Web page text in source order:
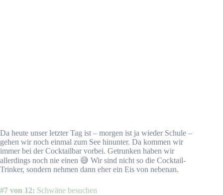
Da heute unser letzter Tag ist – morgen ist ja wieder Schule –
gehen wir noch einmal zum See hinunter. Da kommen wir
immer bei der Cocktailbar vorbei. Getrunken haben wir
allerdings noch nie einen 😅 Wir sind nicht so die Cocktail-
Trinker, sondern nehmen dann eher ein Eis von nebenan.
#7 von 12: Schwäne besuchen